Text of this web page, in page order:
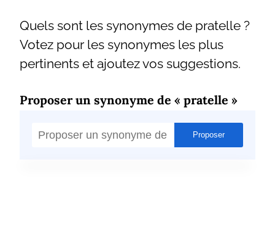
Quels sont les synonymes de pratelle ?
Votez pour les synonymes les plus
pertinents et ajoutez vos suggestions.
Proposer un synonyme de « pratelle »